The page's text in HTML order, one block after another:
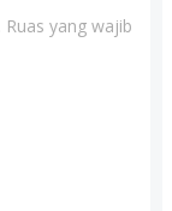
Ruas yang wajib